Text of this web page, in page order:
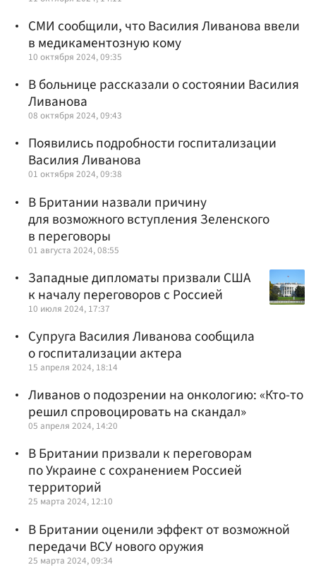
СМИ сообщили, что Василия Ливанова ввели
в медикаментозную кому
10 октября 2024, 09:35
В больнице рассказали о состоянии Василия
Ливанова
08 октября 2024, 09:43
Появились подробности госпитализации
Василия Ливанова
01 октября 2024, 09:38
В Британии назвали причину
для возможного вступления Зеленского
в переговоры
01 августа 2024, 08:55
Западные дипломаты призвали США
к началу переговоров с Россией
10 июля 2024, 17:37
Супруга Василия Ливанова сообщила
о госпитализации актера
15 апреля 2024, 18:14
Ливанов о подозрении на онкологию: «Кто-то
решил спровоцировать на скандал»
05 апреля 2024, 14:20
В Британии призвали к переговорам
по Украине с сохранением Россией
территорий
25 марта 2024, 12:10
В Британии оценили эффект от возможной
передачи ВСУ нового оружия
25 марта 2024, 09:34